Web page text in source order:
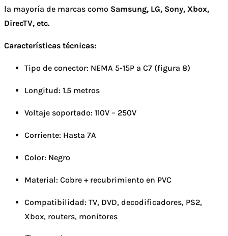
la mayoría de marcas como Samsung, LG, Sony, Xbox,
DirecTV, etc.
Características técnicas:
Tipo de conector: NEMA 5-15P a C7 (figura 8)
Longitud: 1.5 metros
Voltaje soportado: 110V – 250V
Corriente: Hasta 7A
Color: Negro
Material: Cobre + recubrimiento en PVC
Compatibilidad: TV, DVD, decodificadores, PS2,
Xbox, routers, monitores